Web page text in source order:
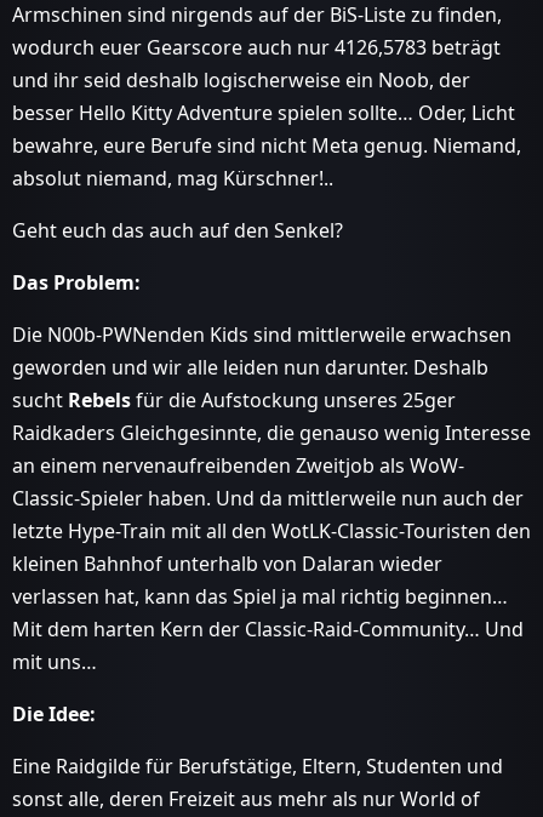
Armschinen sind nirgends auf der BiS-Liste zu finden,
wodurch euer Gearscore auch nur 4126,5783 beträgt
und ihr seid deshalb logischerweise ein Noob, der
besser Hello Kitty Adventure spielen sollte… Oder, Licht
bewahre, eure Berufe sind nicht Meta genug. Niemand,
absolut niemand, mag Kürschner!..
Geht euch das auch auf den Senkel?
Das Problem:
Die N00b-PWNenden Kids sind mittlerweile erwachsen
geworden und wir alle leiden nun darunter. Deshalb
sucht Rebelsfür die Aufstockung unseres 25ger
Raidkaders Gleichgesinnte, die genauso wenig Interesse
an einem nervenaufreibenden Zweitjob als WoW-
Classic-Spieler haben. Und da mittlerweile nun auch der
letzte Hype-Train mit all den WotLK-Classic-Touristen den
kleinen Bahnhof unterhalb von Dalaran wieder
verlassen hat, kann das Spiel ja mal richtig beginnen…
Mit dem harten Kern der Classic-Raid-Community… Und
mit uns…
Die Idee:
Eine Raidgilde für Berufstätige, Eltern, Studenten und
sonst alle, deren Freizeit aus mehr als nur World of